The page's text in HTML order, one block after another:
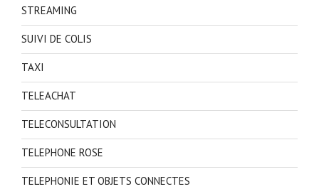
STREAMING
SUIVI DE COLIS
TAXI
TELEACHAT
TELECONSULTATION
TELEPHONE ROSE
TELEPHONIE ET OBJETS CONNECTES